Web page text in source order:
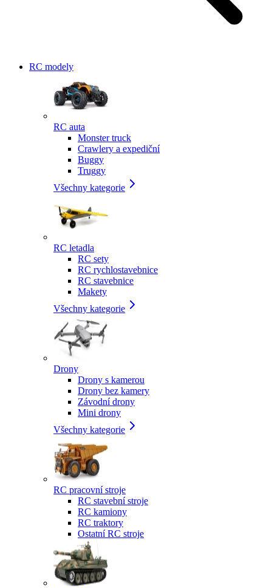
RC modely
RC auta
Monster truck
Crawlery a expediční
Buggy
Truggy
Všechny kategorie
RC letadla
RC sety
RC rychlostavebnice
RC stavebnice
Makety
Všechny kategorie
Drony
Drony s kamerou
Drony bez kamery
Závodní drony
Mini drony
Všechny kategorie
RC pracovní stroje
RC stavební stroje
RC kamiony
RC traktory
Ostatní RC stroje